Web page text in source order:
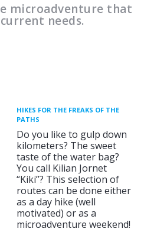
microadventure that
needs.
HIKES FOR THE FREAKS OF THE
PATHS
Do you like to gulp down
kilometers? The sweet
taste of the water bag?
You call Kilian Jornet
“Kiki”? This selection of
routes can be done either
as a day hike (well
motivated) or as a
microadventure weekend!